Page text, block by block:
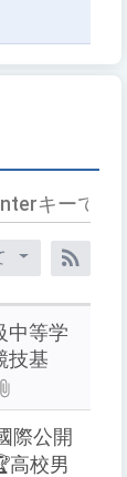
RSS
中等学
技基
際公開
高校男